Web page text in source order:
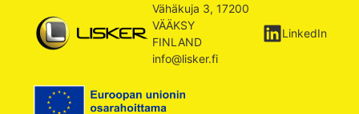
Vähäkuja 3, 17200
VÄÄKSY
FINLAND
info@lisker.fi
LinkedIn